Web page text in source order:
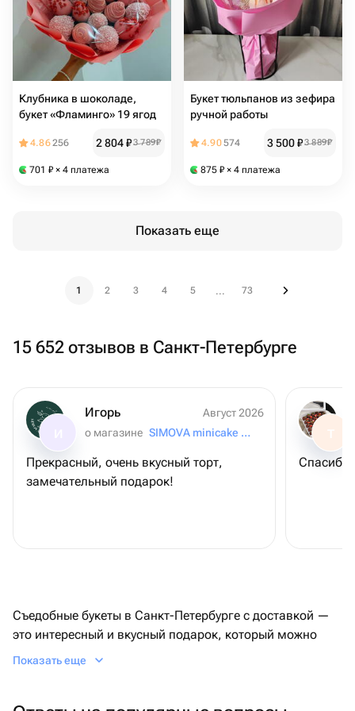
Клубника в шоколаде,
букет «Фламинго» 19 ягод
4.86256 2 804₽3 789₽
701 ₽ × 4 платежа
Букет тюльпанов из зефира
ручной работы
4.90574 3 500₽3 889₽
875 ₽ × 4 платежа
Показать еще
1 2 3 4 5 ... 73
15 652 отзывов в Санкт-Петербурге
Игорь
Август 2026
о магазине
SIMOVA minicake for you
Прекрасный, очень вкусный торт,
замечательный подарок!
Т
Съедобные букеты в Санкт-Петербурге с доставкой —
это интересный и вкусный подарок, который можно
купить на Флаувау. Удобная оплата, программа
Показать еще